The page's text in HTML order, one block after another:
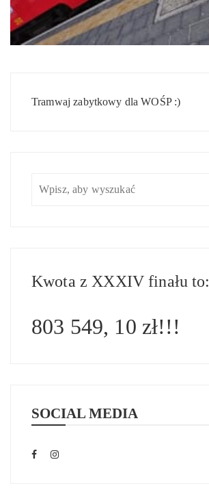
wpisu
Tramwaj zabytkowy dla WOŚP :)
Kwota z XXXIV finału to:
803 549, 10 zł!!!
SOCIAL MEDIA